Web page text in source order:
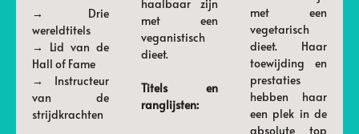
→ Drie
wereldtitels
→ Lid van de
Hall of Fame
→ Instructeur
van de
strijdkrachten
haalbaar zijn
met een
veganistisch
dieet.
Titels en
ranglijsten:
met een
vegetarisch
dieet. Haar
toewijding en
prestaties
hebben haar
een plek in de
absolute top